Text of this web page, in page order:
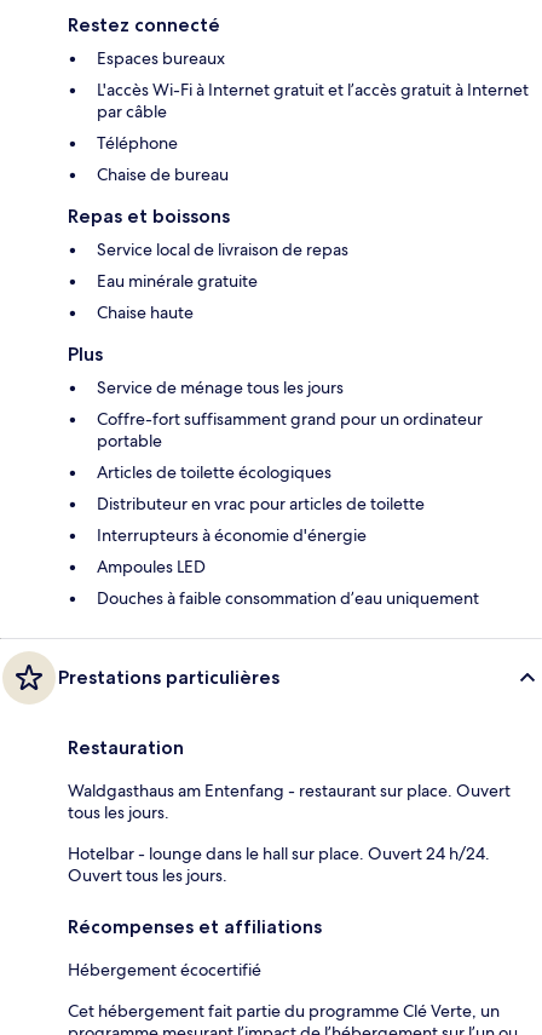
Restez connecté
Espaces bureaux
L'accès Wi-Fi à Internet gratuit et l’accès gratuit à Internet
par câble
Téléphone
Chaise de bureau
Repas et boissons
Service local de livraison de repas
Eau minérale gratuite
Chaise haute
Plus
Service de ménage tous les jours
Coffre-fort suffisamment grand pour un ordinateur
portable
Articles de toilette écologiques
Distributeur en vrac pour articles de toilette
Interrupteurs à économie d'énergie
Ampoules LED
Douches à faible consommation d’eau uniquement
Prestations particulières
Restauration
Waldgasthaus am Entenfang - restaurant sur place. Ouvert
tous les jours.
Hotelbar - lounge dans le hall sur place. Ouvert 24 h/24.
Ouvert tous les jours.
Récompenses et affiliations
Hébergement écocertifié
Cet hébergement fait partie du programme Clé Verte, un